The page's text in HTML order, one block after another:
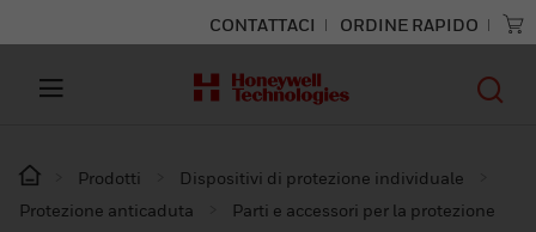
CONTATTACI ORDINE RAPIDO
Prodotti
Dispositivi di protezione individuale
Protezione anticaduta
Parti e accessori per la protezione